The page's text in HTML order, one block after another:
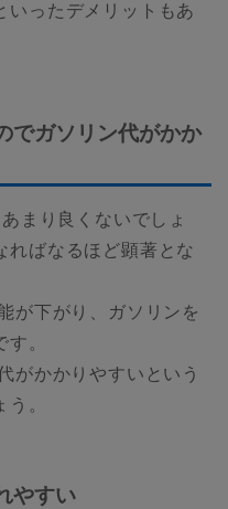
いったデメリットもあ
でガソリン代がかか
まり良くないでしょ
ればなるほど顕著とな
が下がり、ガソリンを
。
がかかりやすいという
。
やすい